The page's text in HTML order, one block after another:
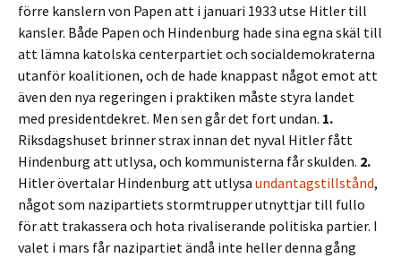
förre kanslern von Papen att i januari 1933 utse Hitler till
kansler. Både Papen och Hindenburg hade sina egna skäl till
att lämna katolska centerpartiet och socialdemokraterna
utanför koalitionen, och de hade knappast något emot att
även den nya regeringen i praktiken måste styra landet
med presidentdekret. Men sen går det fort undan. 1.
Riksdagshuset brinner strax innan det nyval Hitler fått
Hindenburg att utlysa, och kommunisterna får skulden. 2.
Hitler övertalar Hindenburg att utlysa undantagstillstånd,
något som nazipartiets stormtrupper utnyttjar till fullo
för att trakassera och hota rivaliserande politiska partier. I
valet i mars får nazipartiet ändå inte heller denna gång